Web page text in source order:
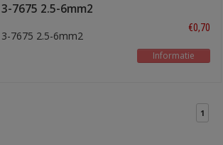
3-7675 2.5-6mm2
3-7675 2.5-6mm2
€0,70
Informatie
1